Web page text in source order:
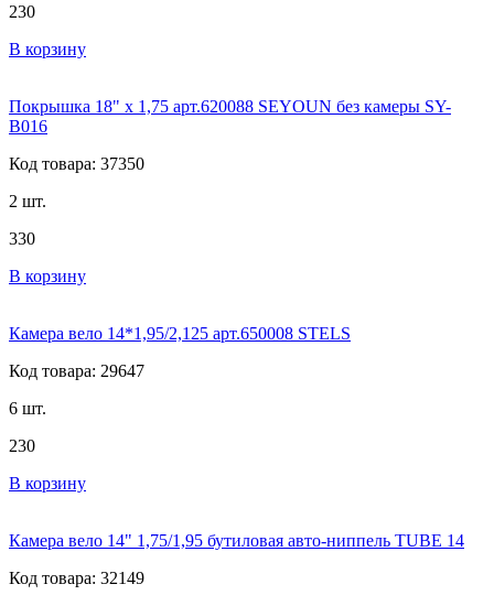
230
В корзину
Покрышка 18" x 1,75 арт.620088 SEYOUN без камеры SY-
B016
Код товара: 37350
2 шт.
330
В корзину
Камера вело 14*1,95/2,125 арт.650008 STELS
Код товара: 29647
6 шт.
230
В корзину
Камера вело 14" 1,75/1,95 бутиловая авто-ниппель TUBE 14
Код товара: 32149